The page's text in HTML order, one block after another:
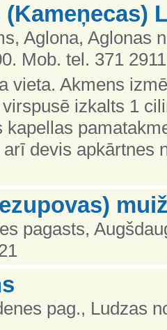
Aglona, Aglonas
Mob. tel. 371
vieta. Akmens
izkalts 1
kapellas
devis apkārtnes
pagasts,
pag., Ludzas